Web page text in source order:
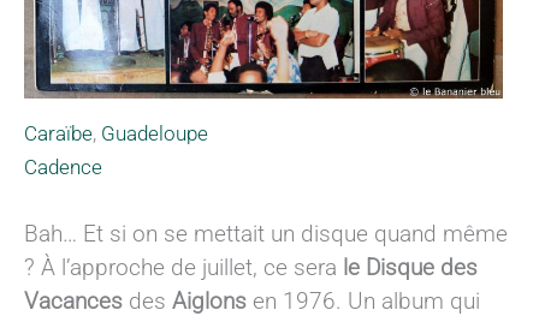
Caraïbe, Guadeloupe
Cadence
Bah… Et si on se mettait un disque quand même
? À l’approche de juillet, ce sera le Disque des
Vacances des Aiglons en 1976. Un album qui